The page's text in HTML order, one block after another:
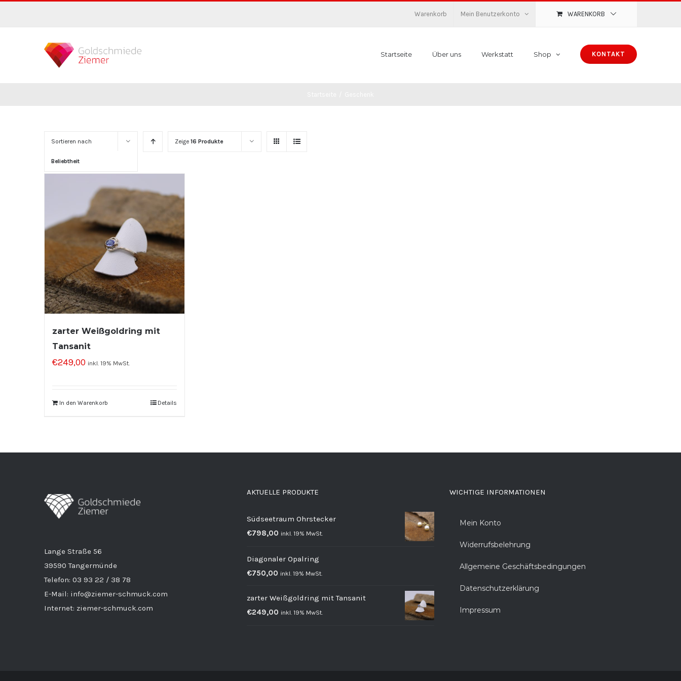
Warenkorb Mein Benutzerkonto WARENKORB
Startseite Über uns Werkstatt Shop KONTAKT
Sortieren nach
Beliebtheit
Zeige 16 Produkte
zarter Weißgoldring mit
Tansanit
€249,00 inkl. 19% MwSt.
In den Warenkorb Details
Lange Straße 56
39590 Tangermünde
Telefon: 03 93 22 / 38 78
E-Mail: info@ziemer-schmuck.com
Internet: ziemer-schmuck.com
AKTUELLE PRODUKTE
Südseetraum Ohrstecker
€798,00 inkl. 19% MwSt.
Diagonaler Opalring
€750,00 inkl. 19% MwSt.
zarter Weißgoldring mit Tansanit
€249,00 inkl. 19% MwSt.
WICHTIGE INFORMATIONEN
Mein Konto
Widerrufsbelehrung
Allgemeine Geschäftsbedingungen
Datenschutzerklärung
Impressum